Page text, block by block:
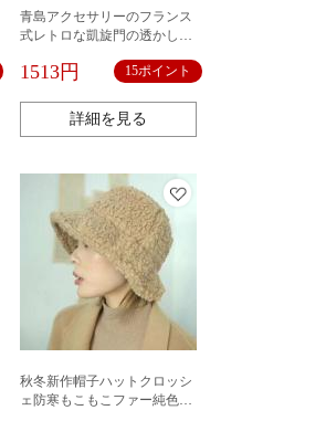
青島アクセサリーのフランス
式レトロな凱旋門の透かし彫
1513円 15ポイント
詳細を見る
秋冬新作帽子ハットクロッシ
ェ防寒もこもこファー純色シ